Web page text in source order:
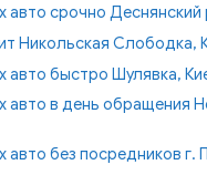
авто срочно Деснянский
Никольская Слободка,
авто быстро Шулявка,
авто в день обращения
авто без посредников г.